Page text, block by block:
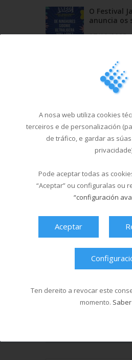
O Festival
anuncia os
27/10/2025
Ver máis videos
A nosa web utiliza cookies
terceiros e de personalización
de tráfico, e gardar as
Pode aceptar todas as
“Aceptar” ou configuralas ou
“configuración
Aceptar
Ten dereito a revocar este
momento.